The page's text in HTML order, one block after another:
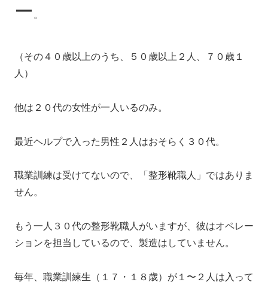
ー 。
（その４０歳以上のうち、５０歳以上２人、７０歳１
人）
他は２０代の女性が一人いるのみ。
最近ヘルプで入った男性２人はおそらく３０代。
職業訓練は受けてないので、「整形靴職人」ではありま
せん。
もう一人３０代の整形靴職人がいますが、彼はオペレー
ションを担当しているので、製造はしていません。
毎年、職業訓練生（１７・１８歳）が１〜２人は入って